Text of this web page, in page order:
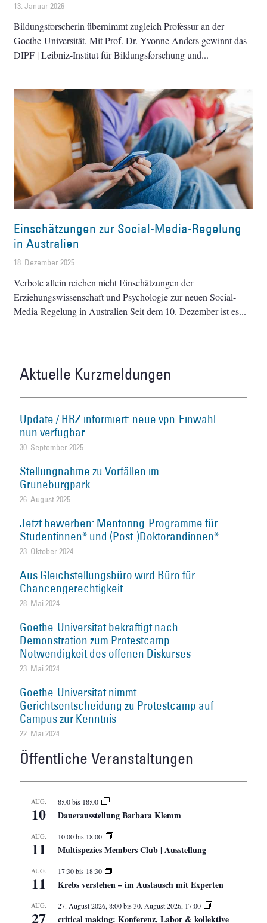
13. Januar 2026
Bildungsforscherin übernimmt zugleich Professur an der
Goethe-Universität. Mit Prof. Dr. Yvonne Anders gewinnt das
DIPF | Leibniz-Institut für Bildungsforschung und
Einschätzungen zur Social-Media-Regelung
in Australien
18. Dezember 2025
Verbote allein reichen nicht Einschätzungen der
Erziehungswissenschaft und Psychologie zur neuen Social-
Media-Regelung in Australien Seit dem 10. Dezember ist es
Aktuelle Kurzmeldungen
Update / HRZ informiert: neue vpn-Einwahl
nun verfügbar
30. September 2025
Stellungnahme zu Vorfällen im
Grüneburgpark
26. August 2025
Jetzt bewerben: Mentoring-Programme für
Studentinnen* und (Post-)Doktorandinnen*
23. Oktober 2024
Aus Gleichstellungsbüro wird Büro für
Chancengerechtigkeit
28. Mai 2024
Goethe-Universität bekräftigt nach
Demonstration zum Protestcamp
Notwendigkeit des offenen Diskurses
23. Mai 2024
Goethe-Universität nimmt
Gerichtsentscheidung zu Protestcamp auf
Campus zur Kenntnis
22. Mai 2024
Öffentliche Veranstaltungen
AUG.
10
8:00bis 18:00
Dauerausstellung Barbara Klemm
AUG.
11
10:00bis 18:00
Multispezies Members Club | Ausstellung
AUG.
11
17:30bis 18:30
Krebs verstehen – im Austausch mit Experten
AUG.
27
27. August 2026, 8:00bis30. August 2026, 17:00
critical making: Konferenz, Labor & kollektive